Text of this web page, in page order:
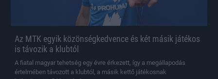
Az MTK egyik közönségkedvence és két másik játékos
is távozik a klubtól
A fiatal magyar tehetség egy évre érkezett, így a megállapodás
értelmében távozott a klubtól, a másik kettő játékosnak